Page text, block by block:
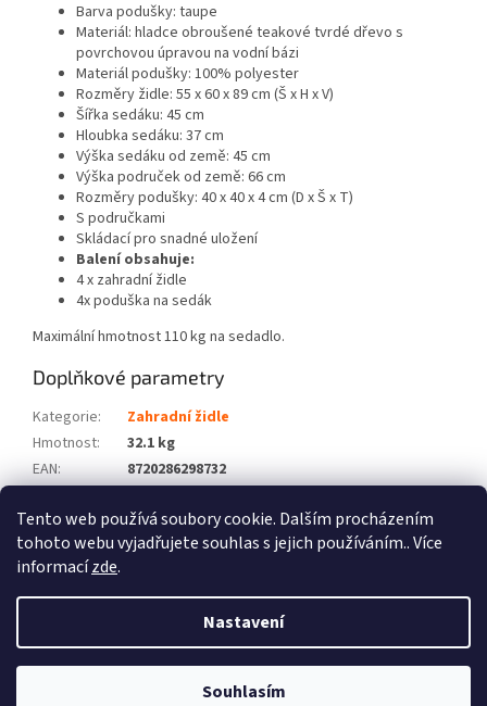
Tento web používá soubory cookie. Dalším procházením
tohoto webu vyjadřujete souhlas s jejich používáním.. Více
informacízde.
Nastavení
Souhlasím
Barva podušky: taupe
Materiál: hladce obroušené teakové tvrdé dřevo s
povrchovou úpravou na vodní bázi
Materiál podušky: 100% polyester
Rozměry židle: 55 x 60 x 89 cm (Š x H x V)
Šířka sedáku: 45 cm
Hloubka sedáku: 37 cm
Výška sedáku od země: 45 cm
Výška područek od země: 66 cm
Rozměry podušky: 40 x 40 x 4 cm (D x Š x T)
S područkami
Skládací pro snadné uložení
Balení obsahuje:
4 x zahradní židle
4x poduška na sedák
Maximální hmotnost 110 kg na sedadlo.
Doplňkové parametry
Kategorie:
Zahradní židle
Hmotnost:
32.1 kg
EAN:
8720286298732
Počet balíků: 3
Vytvořil Shoptet
Zboží XL. Všechna práva vyhrazena.